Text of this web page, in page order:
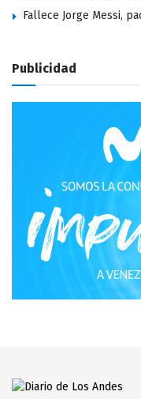
Fallece Jorge Messi,
Publicidad